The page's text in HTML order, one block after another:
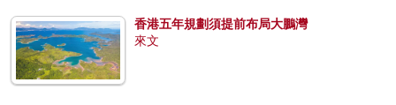
香港五年規劃須提前布局大鵬灣
來文